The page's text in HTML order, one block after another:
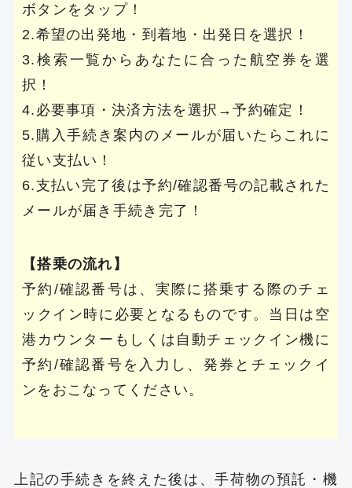
ボタンをタップ！
2.希望の出発地・到着地・出発日を選択！
3.検索一覧からあなたに合った航空券を選
択！
4.必要事項・決済方法を選択→予約確定！
5.購入手続き案内のメールが届いたらこれに
従い支払い！
6.支払い完了後は予約/確認番号の記載された
メールが届き手続き完了！
【搭乗の流れ】
予約/確認番号は、実際に搭乗する際のチェ
ックイン時に必要となるものです。当日は空
港カウンターもしくは自動チェックイン機に
予約/確認番号を入力し、発券とチェックイ
ンをおこなってください。
上記の手続きを終えた後は、手荷物の預託・機